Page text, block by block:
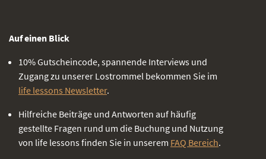
Auf einen Blick
10% Gutscheincode, spannende Interviews und
Zugang zu unserer Lostrommel bekommen Sie im
life lessons Newsletter.
Hilfreiche Beiträge und Antworten auf häufig
gestellte Fragen rund um die Buchung und Nutzung
von life lessons finden Sie in unserem FAQ Bereich.